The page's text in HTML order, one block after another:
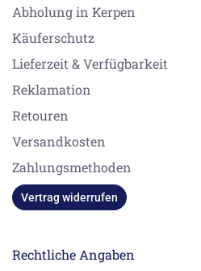
Abholung in Kerpen
Käuferschutz
Lieferzeit & Verfügbarkeit
Reklamation
Retouren
Versandkosten
Zahlungsmethoden
Vertrag widerrufen
Rechtliche Angaben